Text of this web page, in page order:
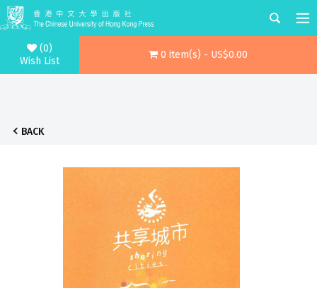
(0)
Wish List
0 item(s) - US$0.00
BACK